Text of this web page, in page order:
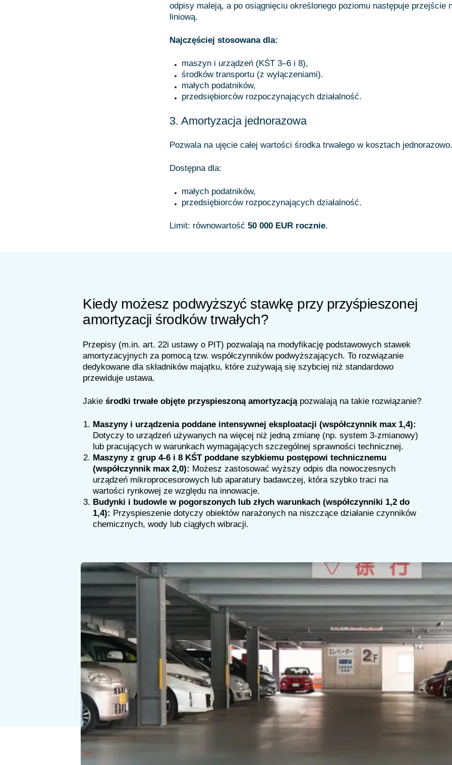
odpisy maleją, a po osiągnięciu określonego poziomu następuje przejście
liniową.
Najczęściej stosowana dla:
maszyn i urządzeń (KŚT 3–6 i 8),
środków transportu (z wyłączeniami).
małych podatników,
przedsiębiorców rozpoczynających działalność.
3. Amortyzacja jednorazowa
Pozwala na ujęcie całej wartości środka trwałego w kosztach jednorazowo.
Dostępna dla:
małych podatników,
przedsiębiorców rozpoczynających działalność.
Limit: równowartość 50 000 EUR rocznie.
Kiedy możesz podwyższyć stawkę przy przyśpieszonej
amortyzacji środków trwałych?
Przepisy (m.in. art. 22i ustawy o PIT) pozwalają na modyfikację podstawowych stawek
amortyzacyjnych za pomocą tzw. współczynników podwyższających. To rozwiązanie
dedykowane dla składników majątku, które zużywają się szybciej niż standardowo
przewiduje ustawa.
Jakie środki trwałe objęte przyspieszoną amortyzacjąpozwalają na takie rozwiązanie?
Maszyny i urządzenia poddane intensywnej eksploatacji (współczynnik max 1,4):
Dotyczy to urządzeń używanych na więcej niż jedną zmianę (np. system 3-zmianowy)
lub pracujących w warunkach wymagających szczególnej sprawności technicznej.
Maszyny z grup 4-6 i 8 KŚT poddane szybkiemu postępowi technicznemu
(współczynnik max 2,0): Możesz zastosować wyższy odpis dla nowoczesnych
urządzeń mikroprocesorowych lub aparatury badawczej, która szybko traci na
wartości rynkowej ze względu na innowacje.
Budynki i budowle w pogorszonych lub złych warunkach (współczynniki 1,2 do
1,4): Przyspieszenie dotyczy obiektów narażonych na niszczące działanie czynników
chemicznych, wody lub ciągłych wibracji.